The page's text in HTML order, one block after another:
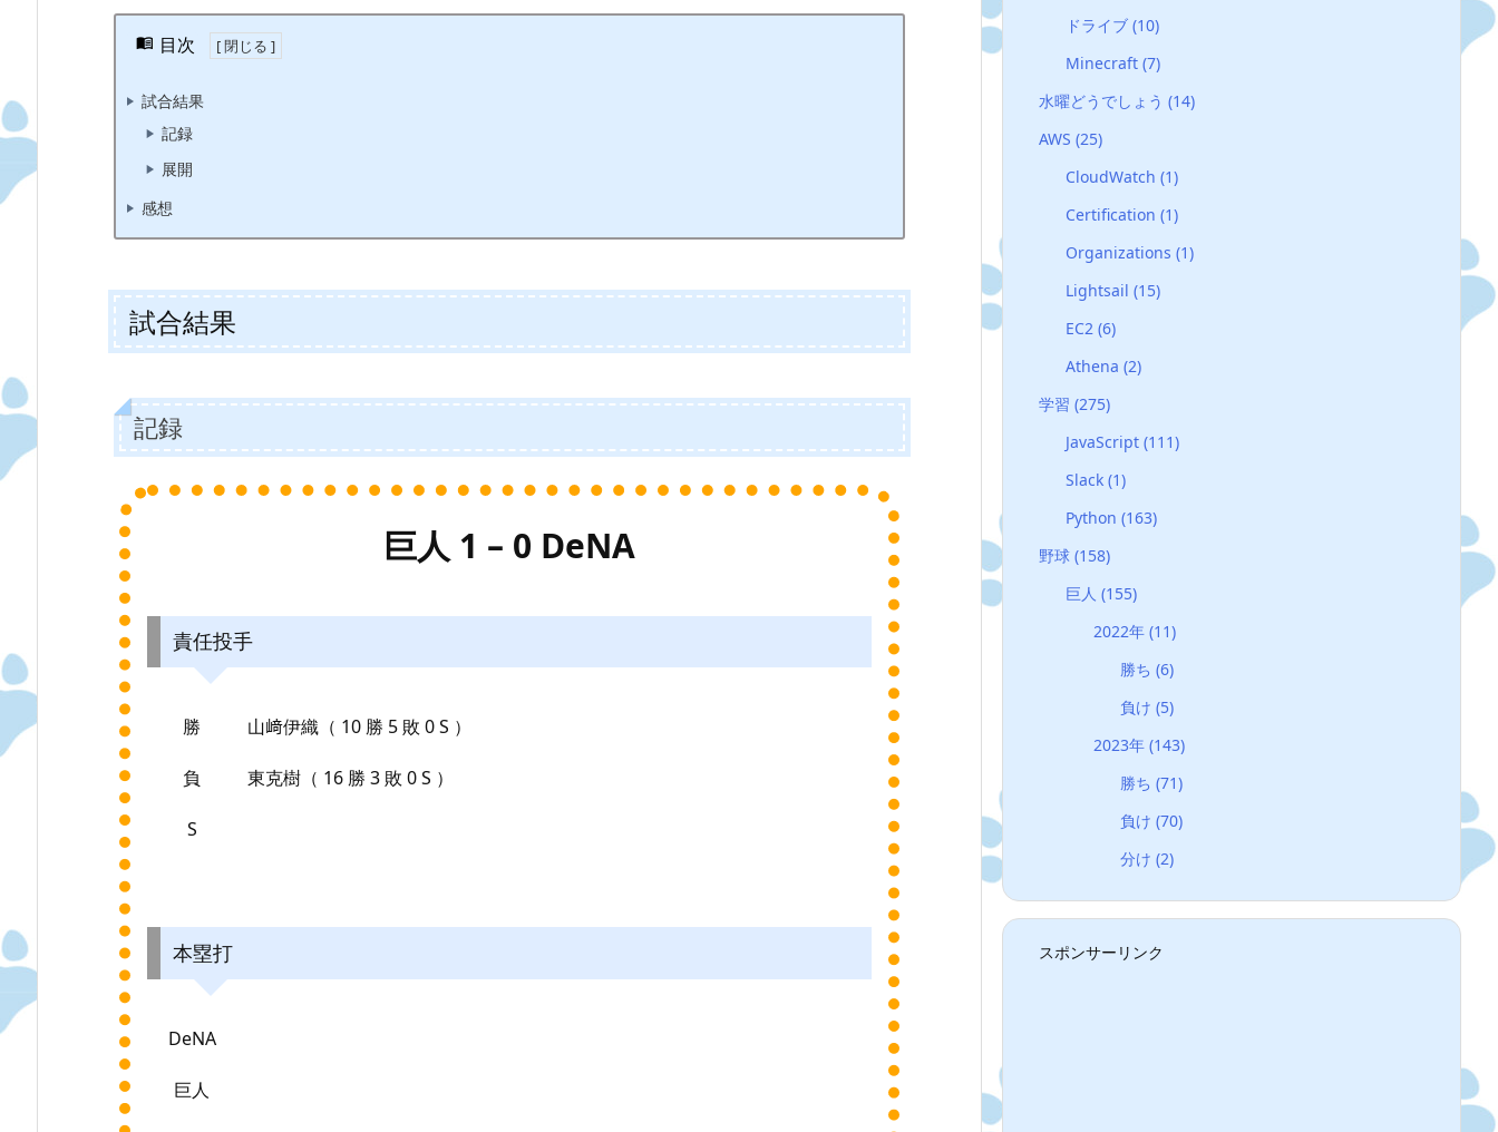
目次
試合結果
記録
展開
感想
試合結果
記録
巨人 1 – 0 DeNA
責任投手
勝 山﨑伊織（ 10 勝 5 敗 0 S ）
負 東克樹（ 16 勝 3 敗 0 S ）
S
本塁打
DeNA
巨人
ドライブ(10)
Minecraft(7)
水曜どうでしょう (14)
AWS (25)
CloudWatch(1)
Certification(1)
Organizations(1)
Lightsail(15)
EC2(6)
Athena(2)
学習 (275)
JavaScript(111)
Slack(1)
Python(163)
野球 (158)
巨人(155)
2022年 (11)
勝ち(6)
負け(5)
2023年 (143)
勝ち(71)
負け(70)
分け(2)
スポンサーリンク